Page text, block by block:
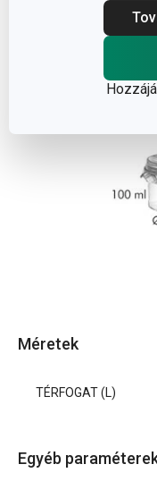
Méretek
TÉRFOGAT (L)
Egyéb